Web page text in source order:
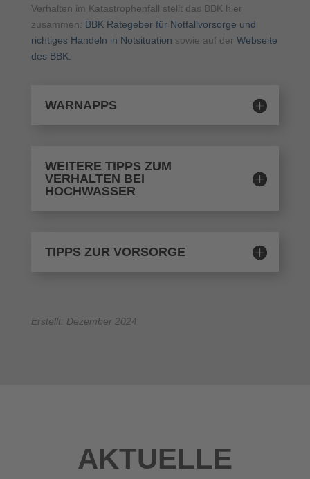
Verhalten im Katastrophenfall stellt das BBK hier
zusammen: BBK Rategeber für Notfallvorsorge und
richtiges Handeln in Notsituation sowie auf der Webseite
des BBK.
WARNAPPS
WEITERE TIPPS ZUM
VERHALTEN BEI
HOCHWASSER
TIPPS ZUR VORSORGE
Erstellt: Dezember 2024
AKTUELLE